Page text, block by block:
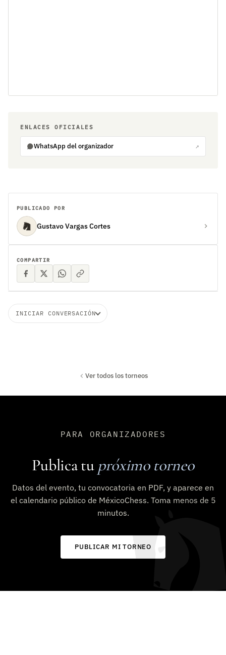
ENLACES OFICIALES
WhatsApp del organizador ↗
INICIAR CONVERSACIÓN
PUBLICADO POR
Gustavo Vargas Cortes
COMPARTIR
Ver todos los torneos
PARA ORGANIZADORES
Publica tu próximo torneo
Datos del evento, tu convocatoria en PDF, y aparece en
el calendario público de MéxicoChess. Toma menos de 5
minutos.
PUBLICAR MI TORNEO